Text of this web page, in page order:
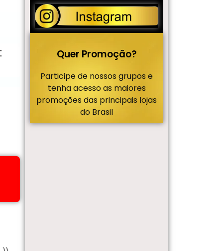
Quer Promoção?
Participe de nossos grupos e
tenha acesso as maiores
promoções das principais lojas
do Brasil